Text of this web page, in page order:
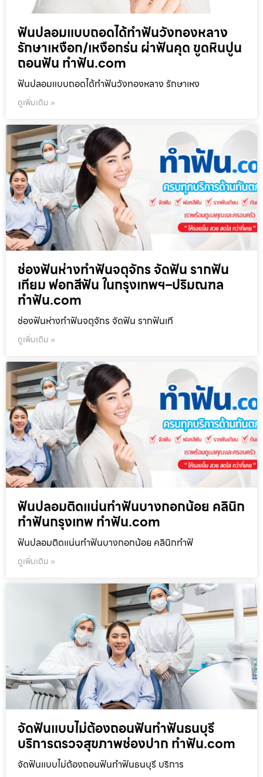
ฟันปลอมแบบถอดได้ทำฟันวังทองหลาง
รักษาเหงือก/เหงือกร่น ผ่าฟันคุด ขูดหินปูน
ถอนฟัน ทำฟัน.com
ฟันปลอมแบบถอดได้ทำฟันวังทองหลาง รักษาเหง
ดูเพิ่มเติม »
ช่องฟันห่างทำฟันจตุจักร จัดฟัน รากฟัน
เทียม ฟอกสีฟัน ในกรุงเทพฯ–ปริมณฑล
ทำฟัน.com
ช่องฟันห่างทำฟันจตุจักร จัดฟัน รากฟันเที
ดูเพิ่มเติม »
ฟันปลอมติดแน่นทำฟันบางกอกน้อย คลินิก
ทำฟันกรุงเทพ ทำฟัน.com
ฟันปลอมติดแน่นทำฟันบางกอกน้อย คลินิกทำฟั
ดูเพิ่มเติม »
จัดฟันแบบไม่ต้องถอนฟันทำฟันธนบุรี
บริการตรวจสุขภาพช่องปาก ทำฟัน.com
จัดฟันแบบไม่ต้องถอนฟันทำฟันธนบุรี บริการ